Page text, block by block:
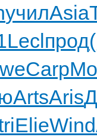
училAsia
Leclпрод
Carp
ArtsAris
ElieWind